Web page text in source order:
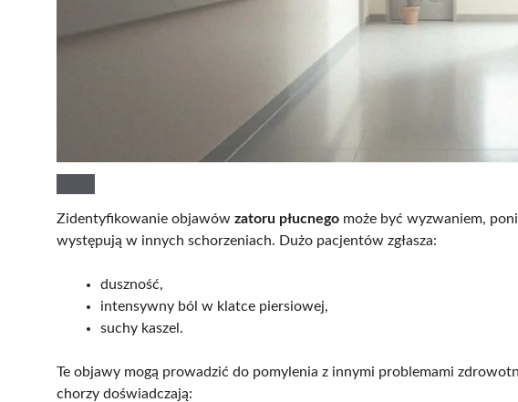
Zidentyfikowanie objawów zatoru płucnego może być wyzwaniem,
występują w innych schorzeniach. Dużo pacjentów zgłasza:
duszność,
intensywny ból w klatce piersiowej,
suchy kaszel.
Te objawy mogą prowadzić do pomylenia z innymi problemami
chorzy doświadczają: